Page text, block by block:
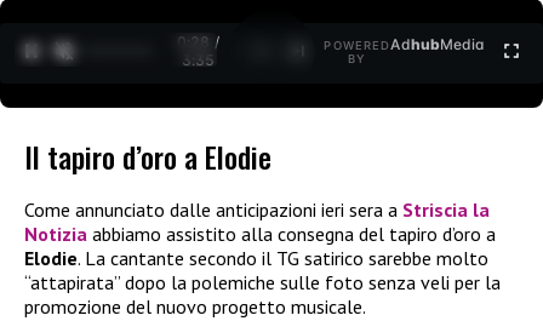
0:29 /
3:35
POWERED
BY
AdhubMedia
Il tapiro d’oro a Elodie
Come annunciato dalle anticipazioni ieri sera a Striscia la
Notizia abbiamo assistito alla consegna del tapiro d’oro a
Elodie. La cantante secondo il TG satirico sarebbe molto
“attapirata” dopo la polemiche sulle foto senza veli per la
promozione del nuovo progetto musicale.